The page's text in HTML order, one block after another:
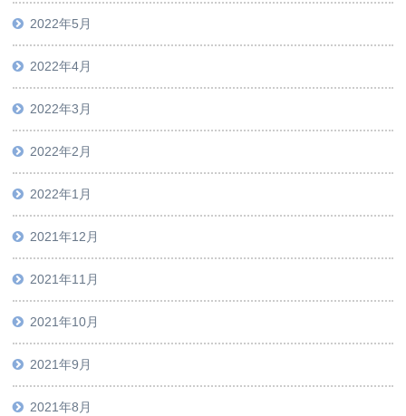
2022年5月
2022年4月
2022年3月
2022年2月
2022年1月
2021年12月
2021年11月
2021年10月
2021年9月
2021年8月